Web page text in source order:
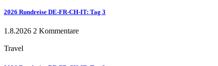
2026 Rundreise DE-FR-CH-IT: Tag 3
1.8.2026 2 Kommentare
Travel